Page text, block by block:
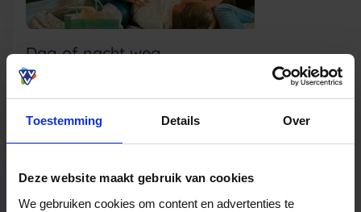
Toestemming Details Over
Deze website maakt gebruik van cookies
We gebruiken cookies om content en advertenties te
Dag of nacht weg
Bekijk uitjes